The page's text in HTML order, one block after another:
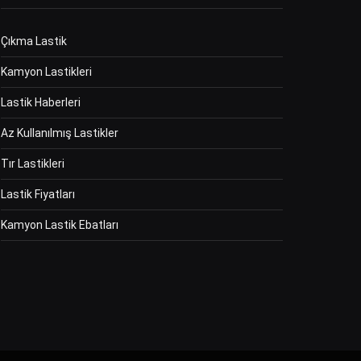
Çıkma Lastik
Kamyon Lastikleri
Lastik Haberleri
Az Kullanılmış Lastikler
Tır Lastikleri
Lastik Fiyatları
Kamyon Lastik Ebatları